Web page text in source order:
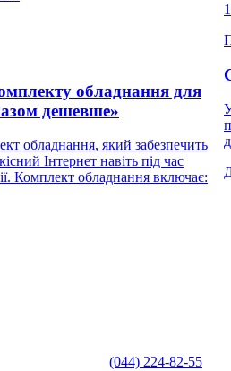
обладнання для
дешевше»
обладнання, який забезпечить
Інтернет навіть під час
Комплект обладнання включає:
(044) 224-82-55